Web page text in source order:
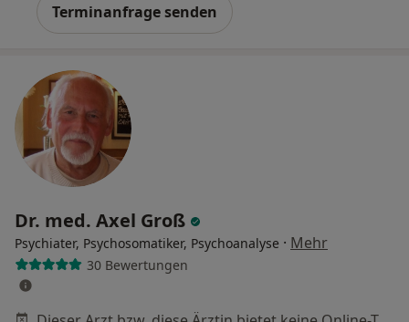
Terminanfrage senden
Dr. med. Axel Groß
Psychiater, Psychosomatiker, Psychoanalyse · Mehr
30 Bewertungen